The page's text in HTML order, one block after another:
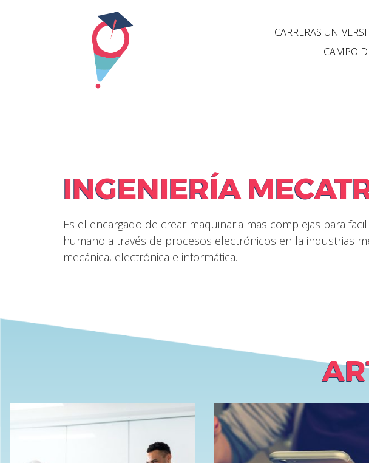
CARRERAS
CAMPO
INGENIERÍA
Es el encargado de crear maquinaria mas complejas para
humano a través de procesos electrónicos en la industrias
mecánica, electrónica e informática.